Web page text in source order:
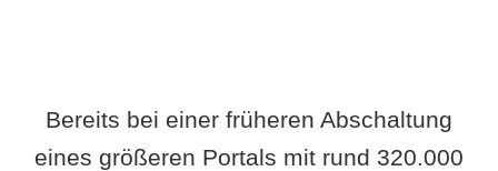
Bereits bei einer früheren Abschaltung
eines größeren Portals mit rund 320.000